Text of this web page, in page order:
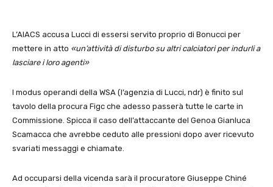
L’AIACS accusa Lucci di essersi servito proprio di Bonucci per
mettere in atto «un’attività di disturbo su altri calciatori per indurli a
lasciare i loro agenti»
l modus operandi della WSA (l’agenzia di Lucci, ndr) è finito sul
tavolo della procura Figc che adesso passerà tutte le carte in
Commissione. Spicca il caso dell’attaccante del Genoa Gianluca
Scamacca che avrebbe ceduto alle pressioni dopo aver ricevuto
svariati messaggi e chiamate.
Ad occuparsi della vicenda sarà il procuratore Giuseppe Chiné